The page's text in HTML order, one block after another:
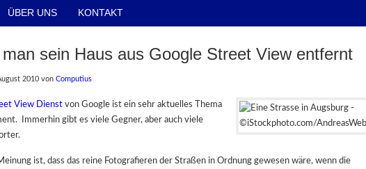
ÜBER UNS KONTAKT
sein Haus aus Google Street View entfernt
2010 von Computius
View Dienst von Google ist ein sehr aktuelles Thema
Immerhin gibt es viele Gegner, aber auch viele
ist, dass das reine Fotografieren der Straßen in Ordnung gewesen wäre, wenn die